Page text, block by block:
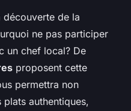
découverte de la
ne pas participer
un chef local? De
proposent cette
permettra non
authentiques,